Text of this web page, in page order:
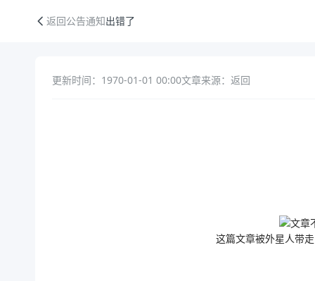
返回公告通知出错了
更新时间：1970-01-01 00:00文章来源：返回
这篇文章被外星人带